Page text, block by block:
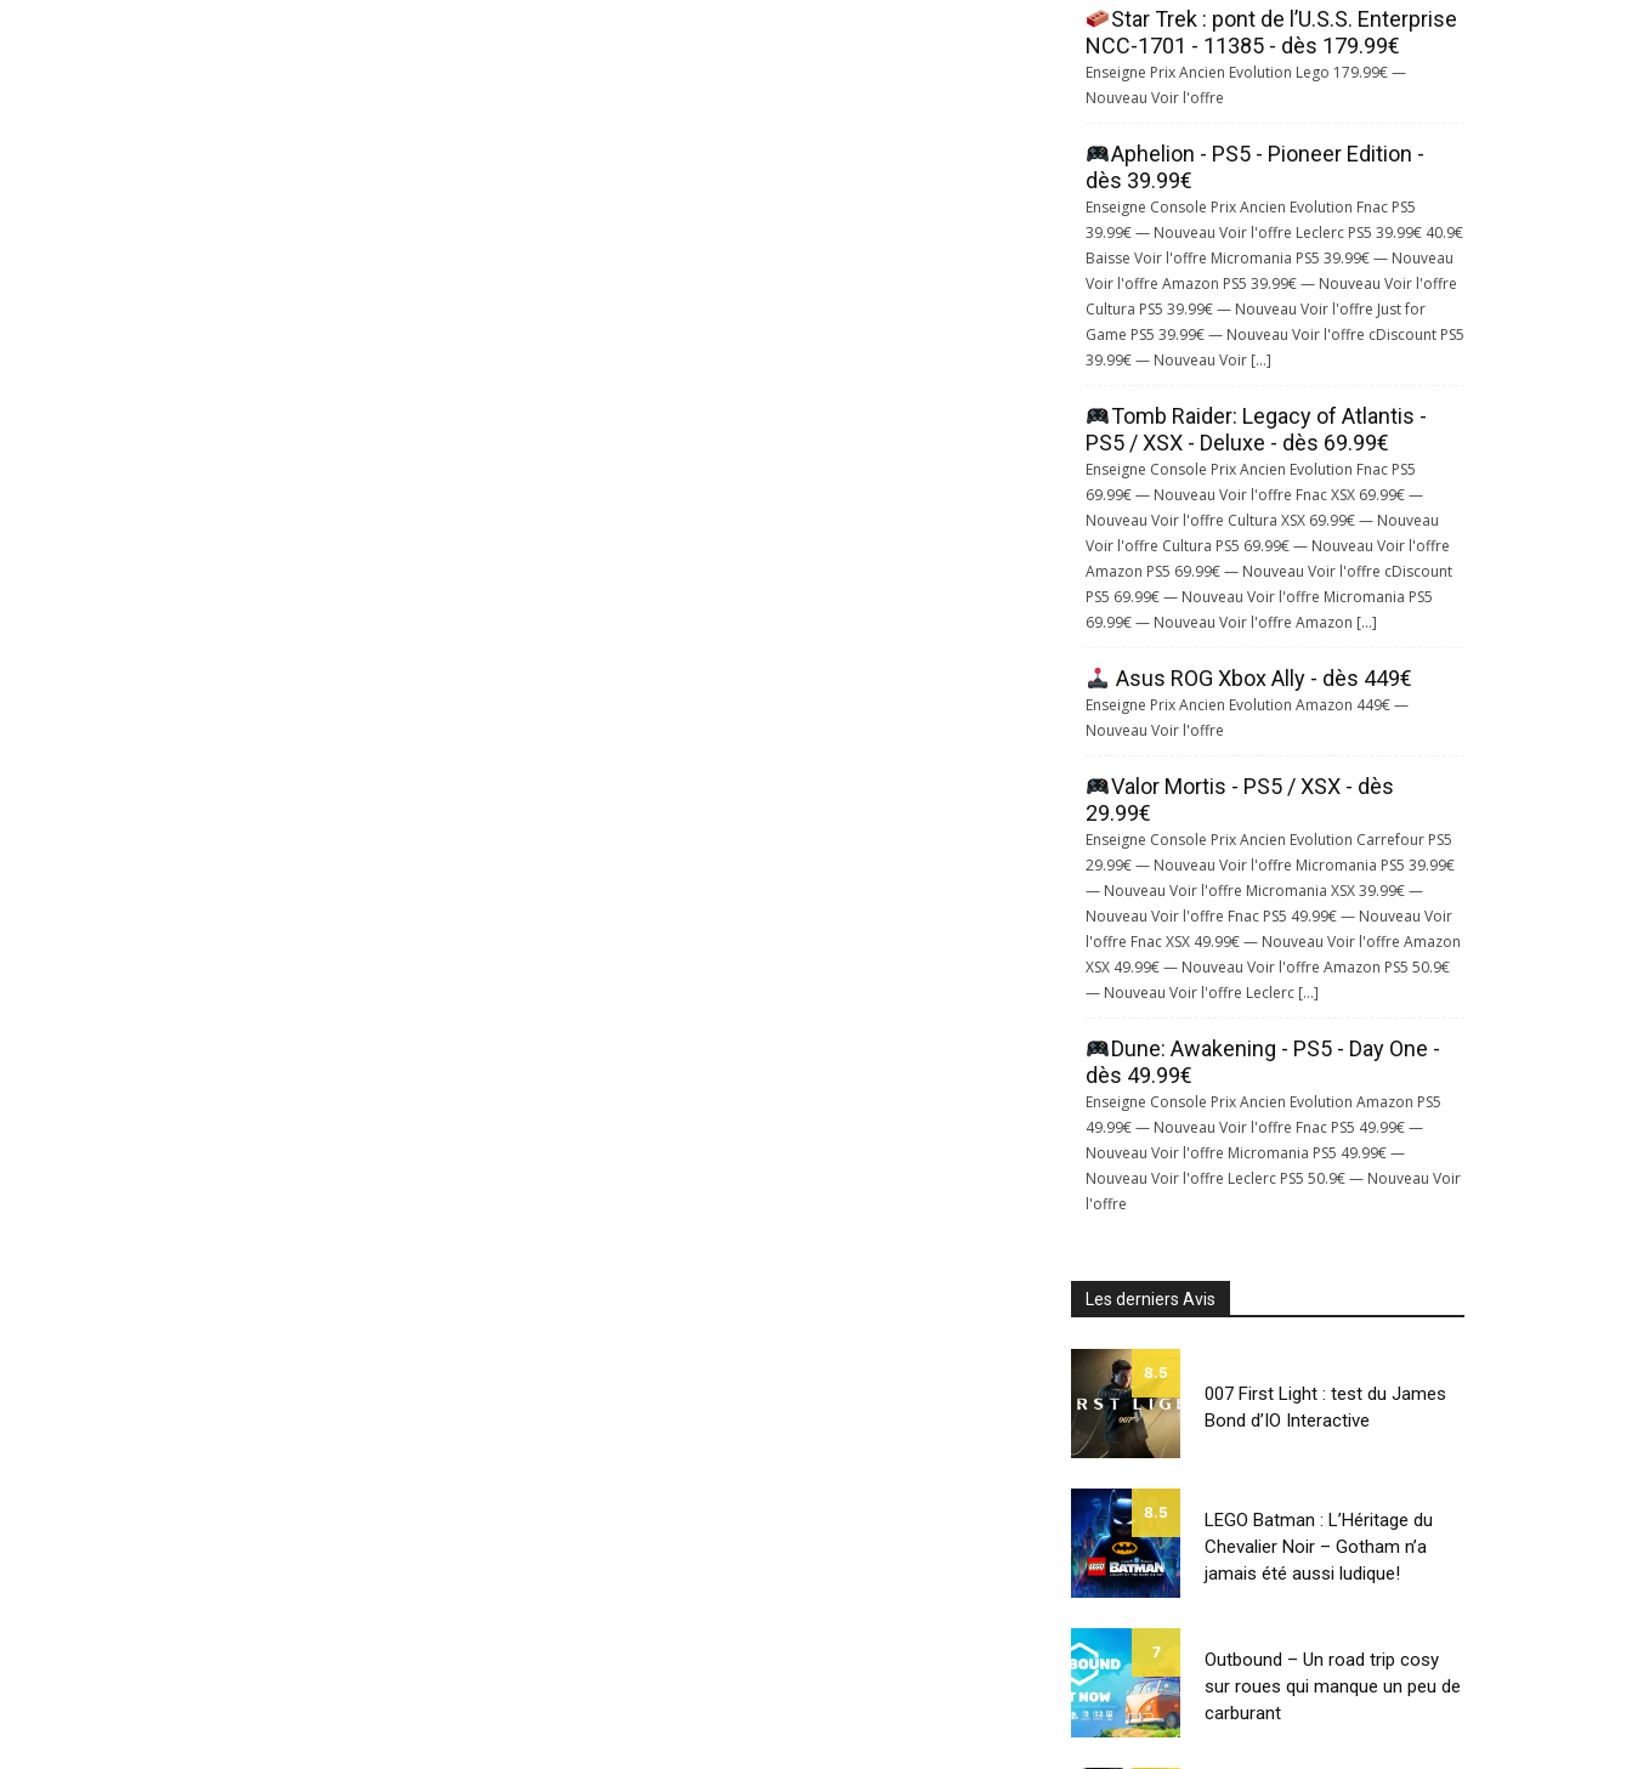
Star Trek : pont de l’U.S.S. Enterprise
NCC-1701 - 11385 - dès 179.99€
Enseigne Prix Ancien Evolution Lego 179.99€ —
Nouveau Voir l'offre
Aphelion - PS5 - Pioneer Edition -
dès 39.99€
Enseigne Console Prix Ancien Evolution Fnac PS5
39.99€ — Nouveau Voir l'offre Leclerc PS5 39.99€ 40.9€
Baisse Voir l'offre Micromania PS5 39.99€ — Nouveau
Voir l'offre Amazon PS5 39.99€ — Nouveau Voir l'offre
Cultura PS5 39.99€ — Nouveau Voir l'offre Just for
Game PS5 39.99€ — Nouveau Voir l'offre cDiscount PS5
39.99€ — Nouveau Voir […]
Tomb Raider: Legacy of Atlantis -
PS5 / XSX - Deluxe - dès 69.99€
Enseigne Console Prix Ancien Evolution Fnac PS5
69.99€ — Nouveau Voir l'offre Fnac XSX 69.99€ —
Nouveau Voir l'offre Cultura XSX 69.99€ — Nouveau
Voir l'offre Cultura PS5 69.99€ — Nouveau Voir l'offre
Amazon PS5 69.99€ — Nouveau Voir l'offre cDiscount
PS5 69.99€ — Nouveau Voir l'offre Micromania PS5
69.99€ — Nouveau Voir l'offre Amazon […]
Asus ROG Xbox Ally - dès 449€
Enseigne Prix Ancien Evolution Amazon 449€ —
Nouveau Voir l'offre
Valor Mortis - PS5 / XSX - dès
29.99€
Enseigne Console Prix Ancien Evolution Carrefour PS5
29.99€ — Nouveau Voir l'offre Micromania PS5 39.99€
— Nouveau Voir l'offre Micromania XSX 39.99€ —
Nouveau Voir l'offre Fnac PS5 49.99€ — Nouveau Voir
l'offre Fnac XSX 49.99€ — Nouveau Voir l'offre Amazon
XSX 49.99€ — Nouveau Voir l'offre Amazon PS5 50.9€
— Nouveau Voir l'offre Leclerc […]
Dune: Awakening - PS5 - Day One -
dès 49.99€
Enseigne Console Prix Ancien Evolution Amazon PS5
49.99€ — Nouveau Voir l'offre Fnac PS5 49.99€ —
Nouveau Voir l'offre Micromania PS5 49.99€ —
Nouveau Voir l'offre Leclerc PS5 50.9€ — Nouveau Voir
l'offre
Les derniers Avis
8.5
007 First Light : test du James
Bond d’IO Interactive
8.5
LEGO Batman : L’Héritage du
Chevalier Noir – Gotham n’a
jamais été aussi ludique!
7
Outbound – Un road trip cosy
sur roues qui manque un peu de
carburant